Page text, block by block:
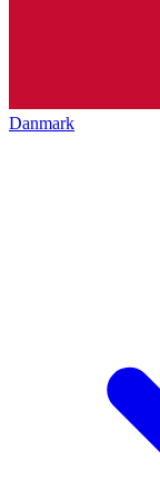
Danmark